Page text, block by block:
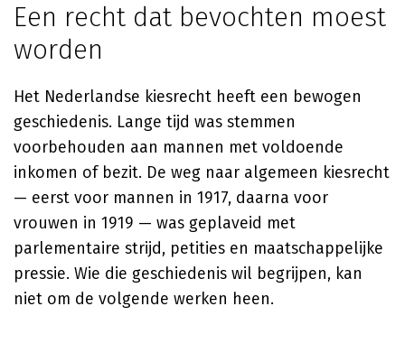
Een recht dat bevochten moest
worden
Het Nederlandse kiesrecht heeft een bewogen
geschiedenis. Lange tijd was stemmen
voorbehouden aan mannen met voldoende
inkomen of bezit. De weg naar algemeen kiesrecht
— eerst voor mannen in 1917, daarna voor
vrouwen in 1919 — was geplaveid met
parlementaire strijd, petities en maatschappelijke
pressie. Wie die geschiedenis wil begrijpen, kan
niet om de volgende werken heen.